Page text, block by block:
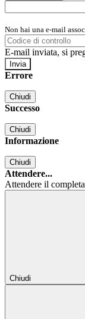
Non hai una e-mail
E-mail inviata, si
Errore
Chiudi
Successo
Chiudi
Informazione
Chiudi
Attendere...
Attendere il
Chiudi